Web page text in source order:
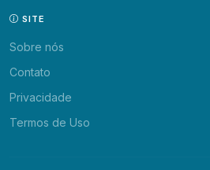
SITE
Sobre nós
Contato
Privacidade
Termos de Uso